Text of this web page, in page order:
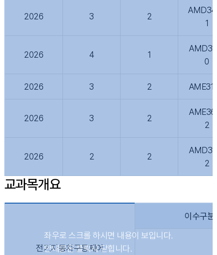
2026 3 2
1
2026 4 1
0
2026 3 2
2026 3 2
2
2026 2 2
2
교과목개요
전기자동차구동제어
이수구분